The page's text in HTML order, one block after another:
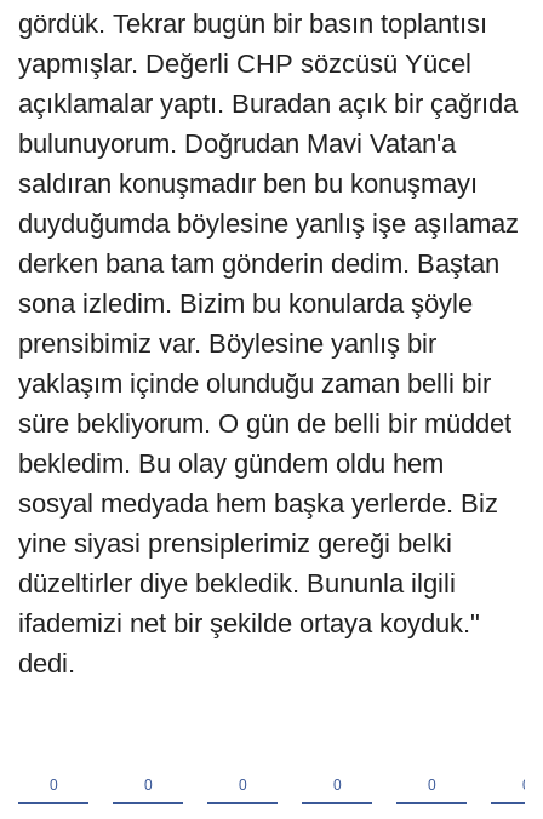
gördük. Tekrar bugün bir basın toplantısı
yapmışlar. Değerli CHP sözcüsü Yücel
açıklamalar yaptı. Buradan açık bir çağrıda
bulunuyorum. Doğrudan Mavi Vatan'a
saldıran konuşmadır ben bu konuşmayı
duyduğumda böylesine yanlış işe aşılamaz
derken bana tam gönderin dedim. Baştan
sona izledim. Bizim bu konularda şöyle
prensibimiz var. Böylesine yanlış bir
yaklaşım içinde olunduğu zaman belli bir
süre bekliyorum. O gün de belli bir müddet
bekledim. Bu olay gündem oldu hem
sosyal medyada hem başka yerlerde. Biz
yine siyasi prensiplerimiz gereği belki
düzeltirler diye bekledik. Bununla ilgili
ifademizi net bir şekilde ortaya koyduk."
dedi.